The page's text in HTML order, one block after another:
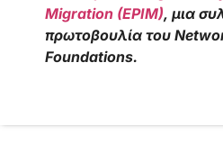
Migration (EPIM), μια
πρωτοβουλία του
Foundations.